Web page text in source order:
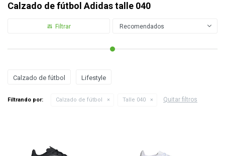
Calzado de fútbol Adidas talle 040
Recomendados
Calzado de fútbol Lifestyle
Filtrando por: Calzado de fútbol Talle 040 Quitar filtros